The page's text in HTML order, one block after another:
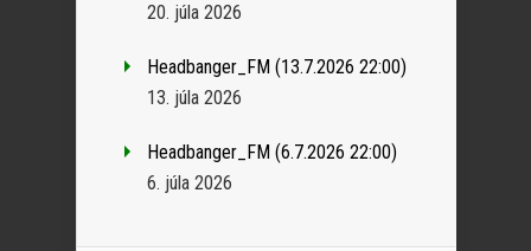
20. júla 2026
Headbanger_FM (13.7.2026 22:00)
13. júla 2026
Headbanger_FM (6.7.2026 22:00)
6. júla 2026